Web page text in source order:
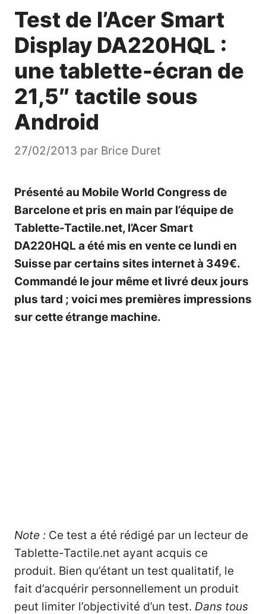
Test de l’Acer Smart
Display DA220HQL :
une tablette-écran de
21,5″ tactile sous
Android
27/02/2013 par Brice Duret
Présenté au Mobile World Congress de
Barcelone et pris en main par l’équipe de
Tablette-Tactile.net, l’Acer Smart
DA220HQL a été mis en vente ce lundi en
Suisse par certains sites internet à 349€.
Commandé le jour même et livré deux jours
plus tard ; voici mes premières impressions
sur cette étrange machine.
Note : Ce test a été rédigé par un lecteur de
Tablette-Tactile.net ayant acquis ce
produit. Bien qu’étant un test qualitatif, le
fait d’acquérir personnellement un produit
peut limiter l’objectivité d’un test. Dans tous